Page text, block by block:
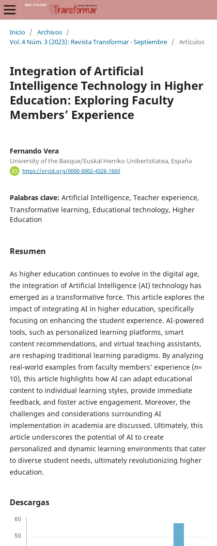
Inicio / Archivos /
Vol. 4 Núm. 3 (2023): Revista Transformar - Septiembre / Artículos
Integration of Artificial
Intelligence Technology in Higher
Education: Exploring Faculty
Members’ Experience
Fernando Vera
University of the Basque/Euskal Herriko Unibertsitatea, España
https://orcid.org/0000-0002-4326-1660
Palabras clave: Artificial Intelligence, Teacher experience,
Transformative learning, Educational technology, Higher
Education
Resumen
As higher education continues to evolve in the digital age,
the integration of Artificial Intelligence (AI) technology has
emerged as a transformative force. This article explores the
impact of integrating AI in higher education, specifically
focusing on enhancing the student experience. AI-powered
tools, such as personalized learning platforms, smart
content recommendations, and virtual teaching assistants,
are reshaping traditional learning paradigms. By analyzing
real-world examples from faculty members’ experience (n=
10), this article highlights how AI can adapt educational
content to individual learning styles, provide immediate
feedback, and foster active engagement. Moreover, the
challenges and considerations surrounding AI
implementation in academia are discussed. Ultimately, this
article underscores the potential of AI to create
personalized and dynamic learning environments that cater
to diverse student needs, ultimately revolutionizing higher
education.
Descargas